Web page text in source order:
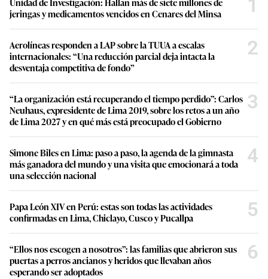
jeringas y medicamentos vencidos en Cenares del Minsa
1
Aerolíneas responden a LAP sobre la TUUA a escalas
internacionales: “Una reducción parcial deja intacta la
desventaja competitiva de fondo”
2
“La organización está recuperando el tiempo perdido”: Carlos
Neuhaus, expresidente de Lima 2019, sobre los retos a un año
de Lima 2027 y en qué más está preocupado el Gobierno
3
Simone Biles en Lima: paso a paso, la agenda de la gimnasta
más ganadora del mundo y una visita que emocionará a toda
una selección nacional
4
Papa León XIV en Perú: estas son todas las actividades
confirmadas en Lima, Chiclayo, Cusco y Pucallpa
5
“Ellos nos escogen a nosotros”: las familias que abrieron sus
puertas a perros ancianos y heridos que llevaban años
esperando ser adoptados
6